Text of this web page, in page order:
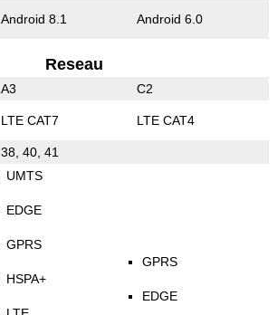
Android 8.1 Android 6.0
Reseau
A3 C2
LTE CAT7 LTE CAT4
38, 40, 41
UMTS
EDGE
GPRS
HSPA+
GPRS
EDGE